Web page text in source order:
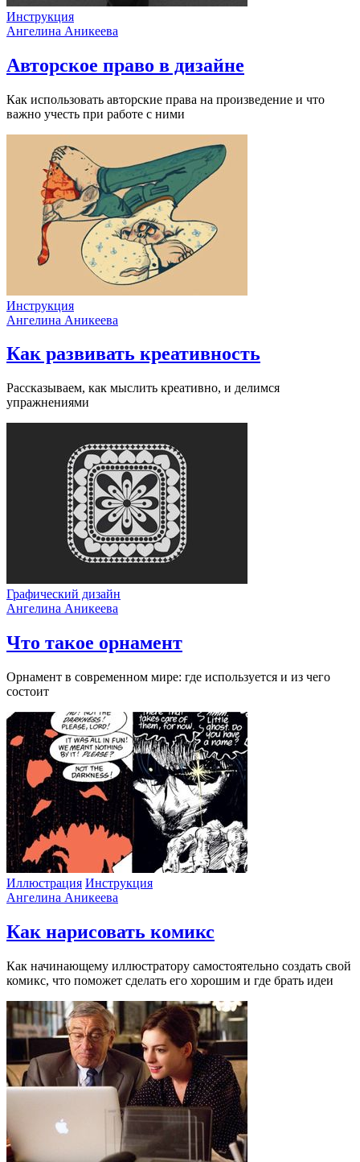
Инструкция
Ангелина Аникеева
Авторское право в дизайне
Как использовать авторские права на произведение и что
важно учесть при работе с ними
Инструкция
Ангелина Аникеева
Как развивать креативность
Рассказываем, как мыслить креативно, и делимся
упражнениями
Графический дизайн
Ангелина Аникеева
Что такое орнамент
Орнамент в современном мире: где используется и из чего
состоит
Иллюстрация Инструкция
Ангелина Аникеева
Как нарисовать комикс
Как начинающему иллюстратору самостоятельно создать свой
комикс, что поможет сделать его хорошим и где брать идеи